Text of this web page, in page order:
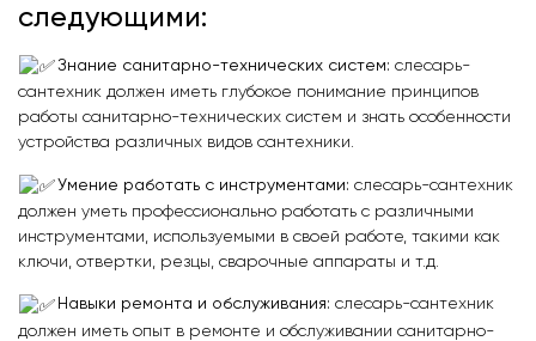
следующими:
Знание санитарно-технических систем: слесарь-
сантехник должен иметь глубокое понимание принципов
работы санитарно-технических систем и знать особенности
устройства различных видов сантехники.
Умение работать с инструментами: слесарь-сантехник
должен уметь профессионально работать с различными
инструментами, используемыми в своей работе, такими как
ключи, отвертки, резцы, сварочные аппараты и т.д.
Навыки ремонта и обслуживания: слесарь-сантехник
должен иметь опыт в ремонте и обслуживании санитарно-